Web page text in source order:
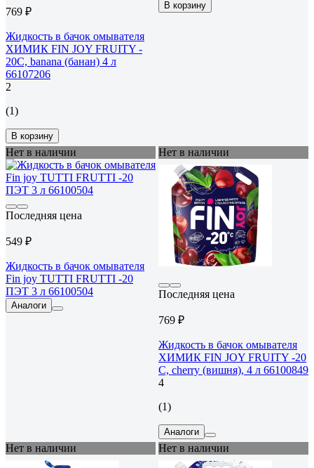
769 ₽
Жидкость в бачок омывателя
ХИМИК FIN JOY FRUITY -
20С, banana (банан) 4 л
66107206
2
(1)
В корзину
В корзину
Нет в наличии
Последняя цена
549 ₽
Жидкость в бачок омывателя
Fin joy TUTTI FRUTTI -20
ПЭТ 3 л 66100504
Аналоги
Нет в наличии
Последняя цена
769 ₽
Жидкость в бачок омывателя
ХИМИК FIN JOY FRUITY -20
С, cherry (вишня), 4 л 66100849
4
(1)
Аналоги
Нет в наличии Нет в наличии